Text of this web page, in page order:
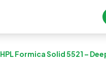
HPL Formica Solid 5521 –